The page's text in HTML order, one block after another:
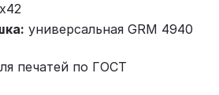
универсальная GRM 4940
печатей по ГОСТ